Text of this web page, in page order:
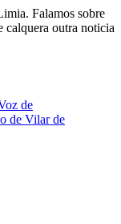
Falamos sobre
calquera outra noticia
de
de Vilar de